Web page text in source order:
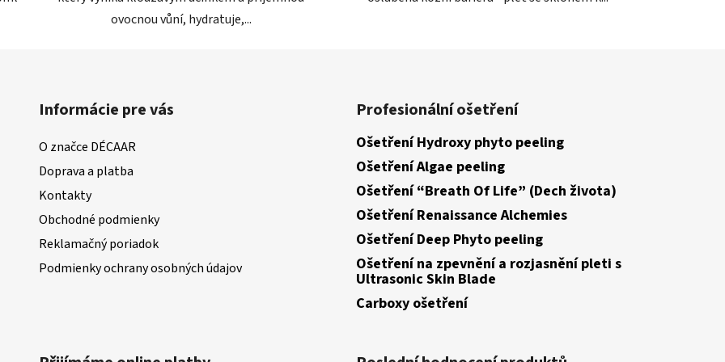
ovocnou vůní, hydratuje,...
Informácie pre vás
O značce DÉCAAR
Doprava a platba
Kontakty
Obchodné podmienky
Reklamačný poriadok
Podmienky ochrany osobných údajov
Profesionální ošetření
Ošetření Hydroxy phyto peeling
Ošetření Algae peeling
Ošetření “Breath Of Life” (Dech života)
Ošetření Renaissance Alchemies
Ošetření Deep Phyto peeling
Ošetření na zpevnění a rozjasnění pleti s
Ultrasonic Skin Blade
Carboxy ošetření